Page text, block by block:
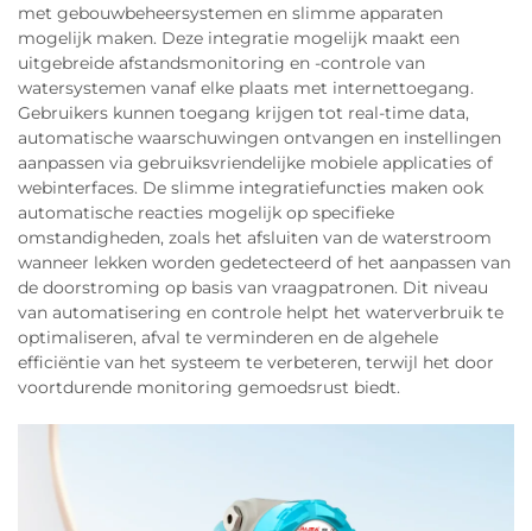
met gebouwbeheersystemen en slimme apparaten
mogelijk maken. Deze integratie mogelijk maakt een
uitgebreide afstandsmonitoring en -controle van
watersystemen vanaf elke plaats met internettoegang.
Gebruikers kunnen toegang krijgen tot real-time data,
automatische waarschuwingen ontvangen en instellingen
aanpassen via gebruiksvriendelijke mobiele applicaties of
webinterfaces. De slimme integratiefuncties maken ook
automatische reacties mogelijk op specifieke
omstandigheden, zoals het afsluiten van de waterstroom
wanneer lekken worden gedetecteerd of het aanpassen van
de doorstroming op basis van vraagpatronen. Dit niveau
van automatisering en controle helpt het waterverbruik te
optimaliseren, afval te verminderen en de algehele
efficiëntie van het systeem te verbeteren, terwijl het door
voortdurende monitoring gemoedsrust biedt.